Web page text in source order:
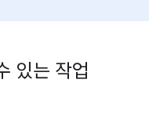
있는 작업